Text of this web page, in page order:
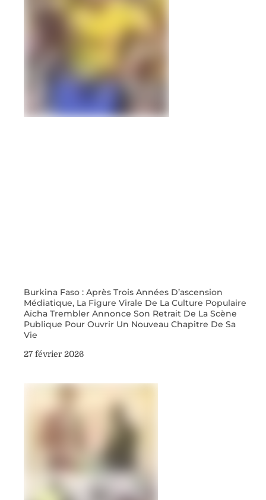
Burkina Faso : Après Trois Années D’ascension
Médiatique, La Figure Virale De La Culture Populaire
Aïcha Trembler Annonce Son Retrait De La Scène
Publique Pour Ouvrir Un Nouveau Chapitre De Sa
Vie
27 février 2026